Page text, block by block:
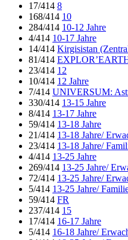
17/414 8
168/414 10
284/414 10-12 Jahre
4/414 10-17 Jahre
14/414 Kirgisistan
81/414
23/414 12
10/414 12 Jahre
7/414 UNIVERSUM:
330/414 13-15 Jahre
8/414 13-17 Jahre
59/414 13-18 Jahre
21/414 13-18 Jahre/
23/414 13-18 Jahre/
4/414 13-25 Jahre
269/414 13-25 Jahre/
72/414 13-25 Jahre/
5/414 13-25 Jahre/
59/414 FR
237/414 15
17/414 16-17 Jahre
5/414 16-18 Jahre/